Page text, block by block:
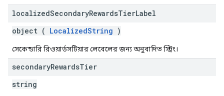
localizedSecondaryRewardsTierLabel
object ( LocalizedString )
সেকেন্ডারি রিওয়ার্ডসটিয়ার লেবেলের জন্য অনুবাদিত স্ট্রিং।
secondaryRewardsTier
string